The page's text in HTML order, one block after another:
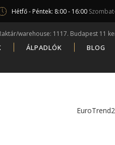
Hétfő - Péntek: 8:00 - 16:00
warehouse: 1117. Budapest 11
ÁLPADLÓK BLOG